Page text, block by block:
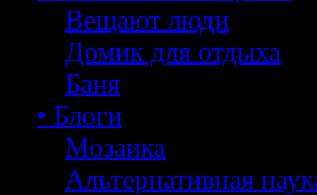
Вещают люди
Домик для отдыха
Баня
• Блоги
Мозаика
Альтернативная